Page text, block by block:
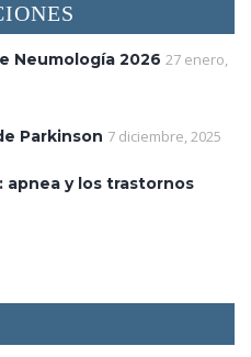
Neumología 2026 27 enero,
Parkinson 7 diciembre, 2025
apnea y los trastornos